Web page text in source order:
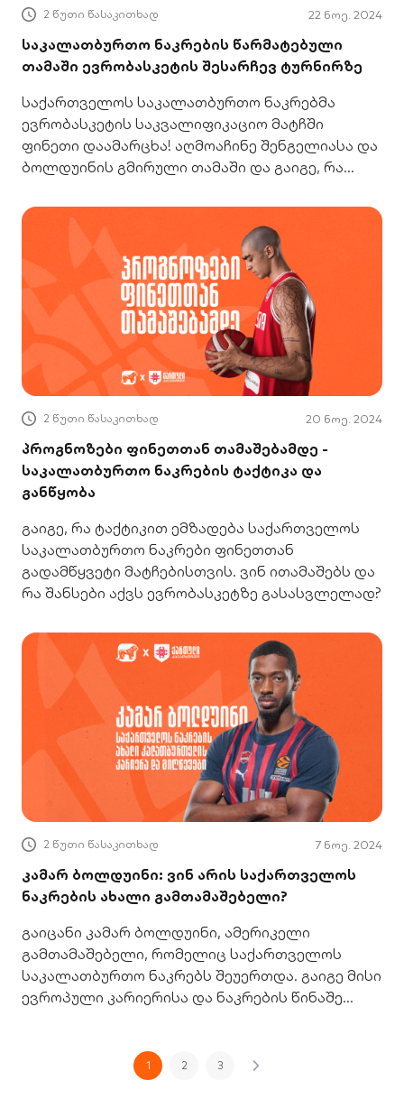
2 წუთი წასაკითხად 22 ნოე. 2024
საკალათბურთო ნაკრების წარმატებული
თამაში ევრობასკეტის შესარჩევ ტურნირზე
საქართველოს საკალათბურთო ნაკრებმა
ევრობასკეტის საკვალიფიკაციო მატჩში
ფინეთი დაამარცხა! აღმოაჩინე შენგელიასა და
ბოლდუინის გმირული თამაში და გაიგე, რა
2 წუთი წასაკითხად 20 ნოე. 2024
პროგნოზები ფინეთთან თამაშებამდე -
საკალათბურთო ნაკრების ტაქტიკა და
განწყობა
გაიგე, რა ტაქტიკით ემზადება საქართველოს
საკალათბურთო ნაკრები ფინეთთან
გადამწყვეტი მატჩებისთვის. ვინ ითამაშებს და
რა შანსები აქვს ევრობასკეტზე გასასვლელად?
2 წუთი წასაკითხად 7 ნოე. 2024
კამარ ბოლდუინი: ვინ არის საქართველოს
ნაკრების ახალი გამთამაშებელი?
გაიცანი კამარ ბოლდუინი, ამერიკელი
გამთამაშებელი, რომელიც საქართველოს
საკალათბურთო ნაკრებს შეუერთდა. გაიგე მისი
ევროპული კარიერისა და ნაკრების წინაშე
1 2 3